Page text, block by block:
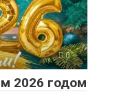
0
2026 годом